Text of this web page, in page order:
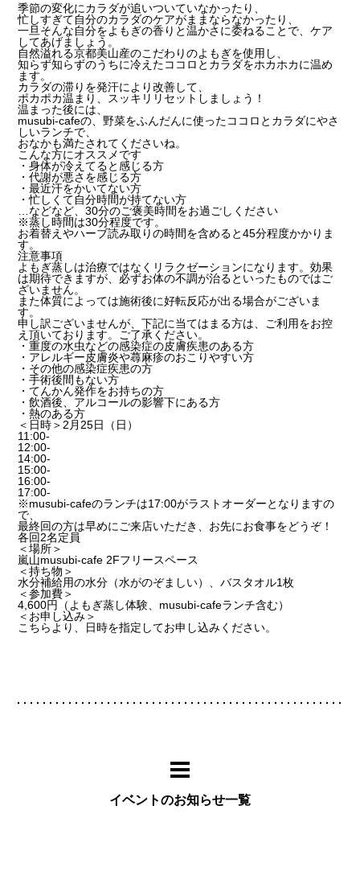
季節の変化にカラダが追いついていなかったり、
忙しすぎて自分のカラダのケアがままならなかったり、
一旦そんな自分をよもぎの香りと温かさに委ねることで、ケア
してあげましょう。
自然溢れる京都美山産のこだわりのよもぎを使用し、
知らず知らずのうちに冷えたココロとカラダをホカホカに温め
ます。
カラダの滞りを発汗により改善して、
ポカポカ温まり、スッキリリセットしましょう！
温まった後には、
musubi-cafeの、野菜をふんだんに使ったココロとカラダにやさ
しいランチで、
おなかも満たされてくださいね。
こんな方にオススメです
・身体が冷えてると感じる方
・代謝が悪さを感じる方
・最近汗をかいてない方
・忙しくて自分時間が持てない方
…などなど、30分のご褒美時間をお過ごしください
※蒸し時間は30分程度です。
お着替えやハーブ読み取りの時間を含めると45分程度かかりま
す。
注意事項
よもぎ蒸しは治療ではなくリラクゼーションになります。効果
は期待できますが、必ずお体の不調が治るといったものではご
ざいません。
また体質によっては施術後に好転反応が出る場合がございま
す。
申し訳ございませんが、下記に当てはまる方は、ご利用をお控
え頂いております。ご了承ください。
・重度の水虫などの感染症の皮膚疾患のある方
・アレルギー皮膚炎や蕁麻疹のおこりやすい方
・その他の感染症疾患の方
・手術後間もない方
・てんかん発作をお持ちの方
・飲酒後、アルコールの影響下にある方
・熱のある方
＜日時＞2月25日（日）
11:00-
12:00-
14:00-
15:00-
16:00-
17:00-
※musubi-cafeのランチは17:00がラストオーダーとなりますの
で、
最終回の方は早めにご来店いただき、お先にお食事をどうぞ！
各回2名定員
＜場所＞
嵐山musubi-cafe 2Fフリースペース
＜持ち物＞
水分補給用の水分（水がのぞましい）、バスタオル1枚
＜参加費＞
4,600円（よもぎ蒸し体験、musubi-cafeランチ含む）
＜お申し込み＞
こちら より、日時を指定してお申し込みください。
イベントのお知らせ一覧